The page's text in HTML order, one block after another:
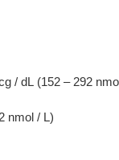
/ dL (152 – 292
nmol / L)